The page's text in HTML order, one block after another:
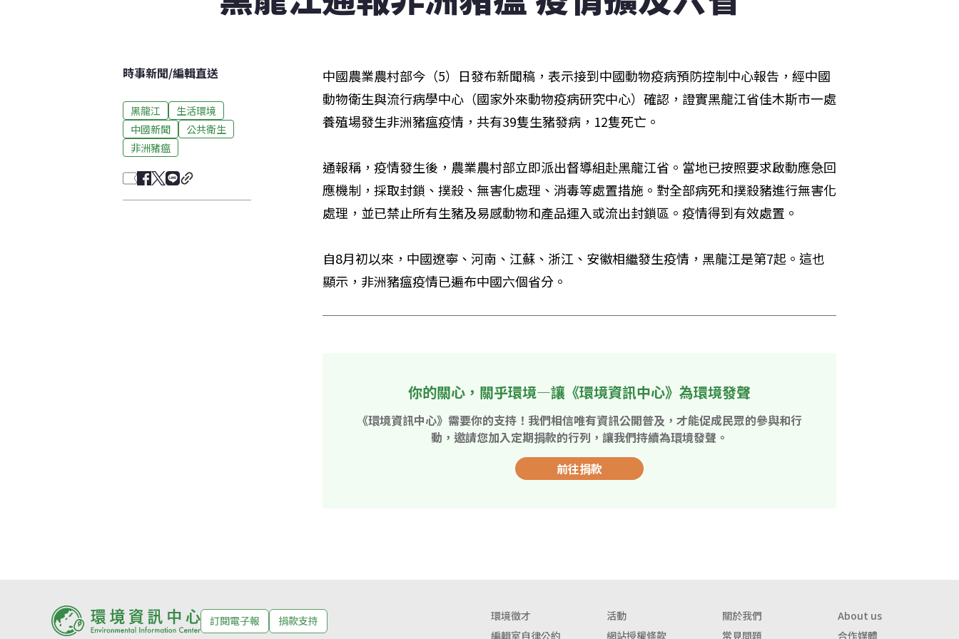
時事新聞/編輯直送
黑龍江
生活環境
中國新聞
公共衛生
非洲豬瘟
中國農業農村部今（5）日發布新聞稿，表示接到中國動物疫病預防控制中心報告，經中國
動物衛生與流行病學中心（國家外來動物疫病研究中心）確認，證實黑龍江省佳木斯市一處
養殖場發生非洲豬瘟疫情，共有39隻生豬發病，12隻死亡。
通報稱，疫情發生後，農業農村部立即派出督導組赴黑龍江省。當地已按照要求啟動應急回
應機制，採取封鎖、撲殺、無害化處理、消毒等處置措施。對全部病死和撲殺豬進行無害化
處理，並已禁止所有生豬及易感動物和產品運入或流出封鎖區。疫情得到有效處置。
自8月初以來，中國遼寧、河南、江蘇、浙江、安徽相繼發生疫情，黑龍江是第7起。這也
顯示，非洲豬瘟疫情已遍布中國六個省分。
你的關心，關乎環境—讓《環境資訊中心》為環境發聲
《環境資訊中心》需要你的支持！我們相信唯有資訊公開普及，才能促成民眾的參與和行
動，邀請您加入定期捐款的行列，讓我們持續為環境發聲。
前往捐款
訂閱電子報 捐款支持 環境徵才 活動 關於我們
About us
編輯室自律公約
網站授權條款 常見問題 合作媒體